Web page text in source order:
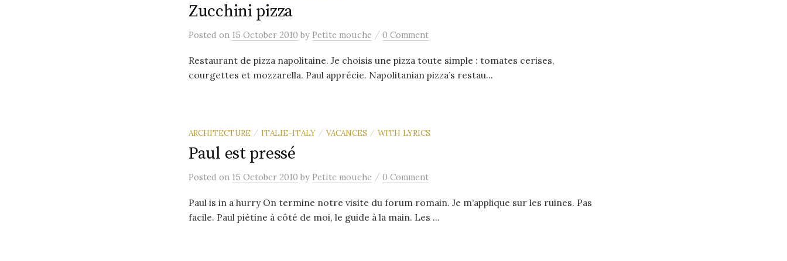
Zucchini pizza
Posted on 15 October 2010 by Petite mouche / 0 Comment
Restaurant de pizza napolitaine. Je choisis une pizza toute simple : tomates cerises,
courgettes et mozzarella. Paul apprécie. Napolitanian pizza’s restau...
ARCHITECTURE / ITALIE-ITALY / VACANCES / WITH LYRICS
Paul est pressé
Posted on 15 October 2010 by Petite mouche / 0 Comment
Paul is in a hurry On termine notre visite du forum romain. Je m’applique sur les ruines. Pas
facile. Paul piétine à côté de moi, le guide à la main. Les ...